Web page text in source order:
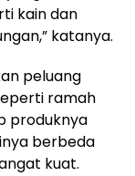
kain dan
katanya.
peluang
ramah
produknya
berbeda
kuat.